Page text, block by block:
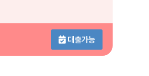
대출가능